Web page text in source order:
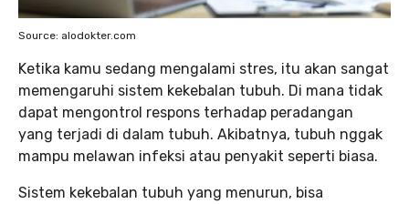
Source: alodokter.com
Ketika kamu sedang mengalami stres, itu akan sangat
memengaruhi sistem kekebalan tubuh. Di mana tidak
dapat mengontrol respons terhadap peradangan
yang terjadi di dalam tubuh. Akibatnya, tubuh nggak
mampu melawan infeksi atau penyakit seperti biasa.
Sistem kekebalan tubuh yang menurun, bisa